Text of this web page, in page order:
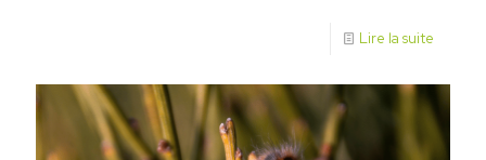
Lire la suite